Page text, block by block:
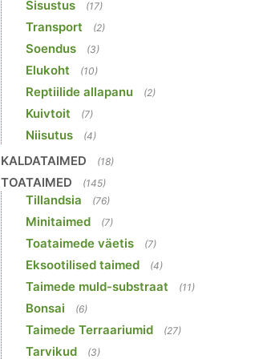
Sisustus (17)
Transport (2)
Soendus (3)
Elukoht (10)
Reptiilide allapanu (2)
Kuivtoit (7)
Niisutus (4)
KALDATAIMED (18)
TOATAIMED (145)
Tillandsia (76)
Minitaimed (7)
Toataimede väetis (7)
Eksootilised taimed (4)
Taimede muld-substraat (11)
Bonsai (6)
Taimede Terraariumid (27)
Tarvikud (3)